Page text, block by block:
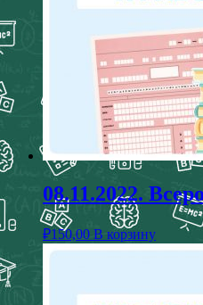
08.11.2022.
₽150,00 В корзину